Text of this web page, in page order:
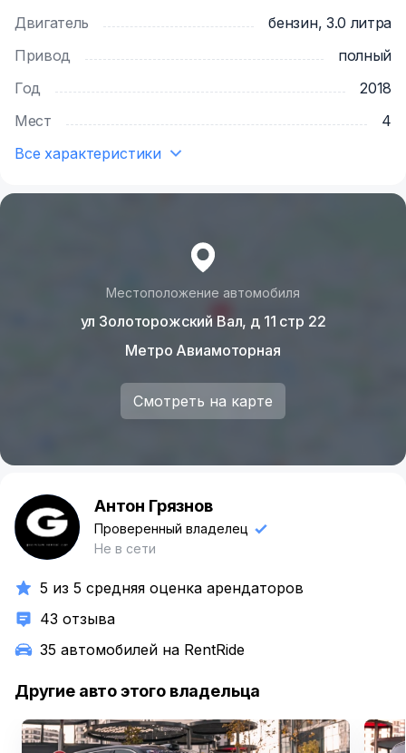
Двигатель
бензин, 3.0 литра
Привод
полный
Год
2018
Мест
4
Все характеристики
Местоположение автомобиля
ул Золоторожский Вал, д 11 стр 22
Метро Авиамоторная
Смотреть на карте
А Антон Грязнов
Проверенный владелец
Не в сети
5 из 5 средняя оценка арендаторов
43 отзыва
35 автомобилей на RentRide
Другие авто этого владельца